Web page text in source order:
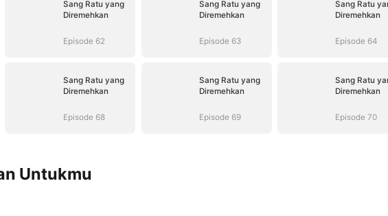
Sang Ratu yang
Diremehkan
Episode 62
Sang Ratu yang
Diremehkan
Episode 63
Sang Ratu
Diremehkan
Episode 64
Sang Ratu yang
Diremehkan
Episode 68
Sang Ratu yang
Diremehkan
Episode 69
Sang Ratu
Diremehkan
Episode 70
Untukmu